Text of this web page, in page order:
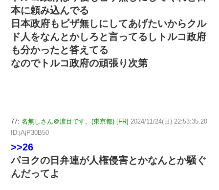
本に頼み込んでる
日本政府もビザ無しにしてあげたいからクル
ド人をなんとかしろと言ってるしトルコ政府
も分かったと答えてる
なのでトルコ政府の頑張り次第
77: 名無しさん＠涙目です。(東京都) [FR] 2024/11/24(日) 22:53:35.20
ID:jAjP30B50
>>26
パヨクの日弁連が人権侵害とかなんとか騒ぐ
んだってよ